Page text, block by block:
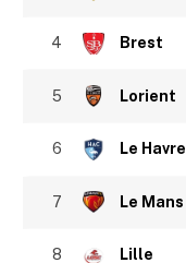
4 Brest
5 Lorient
6 Le Havre
7 Le Mans
8 Lille